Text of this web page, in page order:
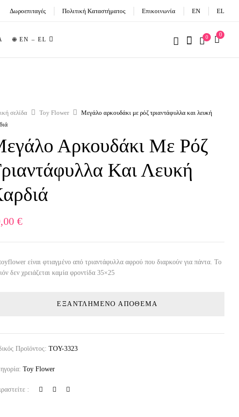
Δωροεπιταγές Πολιτική Καταστήματος Επικοινωνία EN EL
🌐 EN – EL 0 0
σελίδα Toy Flower
Μεγάλο αρκουδάκι με ρόζ τριαντάφυλλα και λευκή
Αρκουδάκι Με Ρόζ
Και Λευκή
€
είναι φτιαγμένο από τριαντάφυλλα αφρού που διαρκούν για πάντα. Το
δεν χρειάζεται καμία φροντίδα 35×25
ΕΞΑΝΤΛΗΜΈΝΟ ΑΠΌΘΕΜΑ
Προϊόντος:TOY-3323
Toy Flower
: